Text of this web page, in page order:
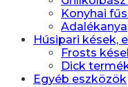
Konyhai
Húsipari kések,
Frosts
Dick
Egyéb eszközök